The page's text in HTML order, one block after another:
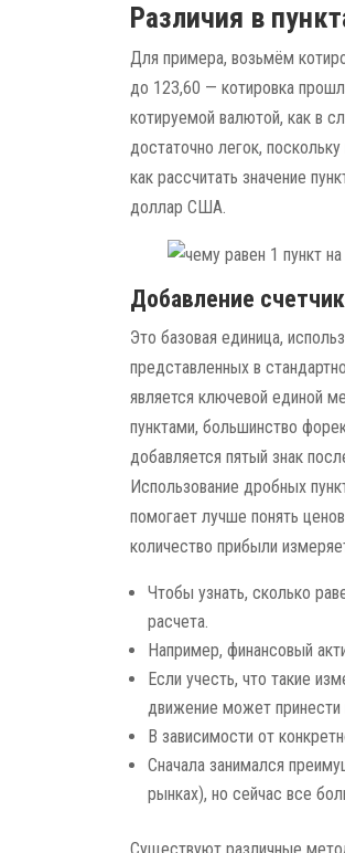
Различия в
Для примера, возьмём
до 123,60 — котировка
котируемой валютой, как в
достаточно легок,
как рассчитать значение
доллар США.
Добавление
Это базовая единица,
представленных в
является ключевой единой
пунктами, большинство
добавляется пятый знак
Использование дробных
помогает лучше понять
количество прибыли
Чтобы узнать, сколько
расчета.
Например, финансовый
Если учесть, что такие
движение может
В зависимости от
Сначала занимался
рынках), но сейчас все